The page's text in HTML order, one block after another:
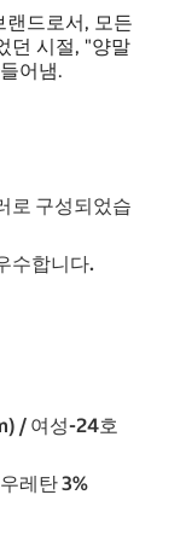
랜드로서, 모든
던 시절, "양말
어냄.
로 구성되었습
수합니다.
/ 여성-24호
레탄 3%